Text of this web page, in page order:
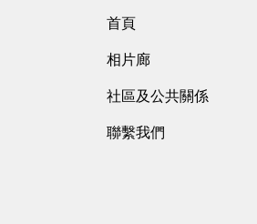
首頁
相片廊
社區及公共關係
聯繫我們